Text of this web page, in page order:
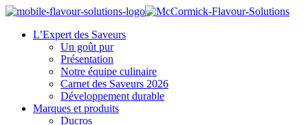
L’Expert des Saveurs
Un goût pur
Présentation
Notre équipe culinaire
Carnet des Saveurs 2026
Développement durable
Marques et produits
Ducros